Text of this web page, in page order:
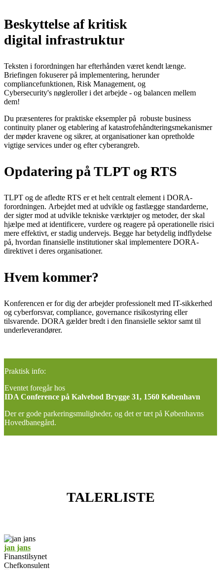
Beskyttelse af kritisk
digital infrastruktur
Teksten i forordningen har efterhånden været kendt længe.
Briefingen fokuserer på implementering, herunder
compliancefunktionen, Risk Management, og
Cybersecurity's nøgleroller i det arbejde - og balancen mellem
dem!
Du præsenteres for praktiske eksempler på robuste business
continuity planer og etablering af katastrofehåndteringsmekanismer
der møder kravene og sikrer, at organisationer kan opretholde
vigtige services under og efter cyberangreb.
Opdatering på TLPT og RTS
TLPT og de afledte RTS er et helt centralt element i DORA-
forordningen. Arbejdet med at udvikle og fastlægge standarderne,
der sigter mod at udvikle tekniske værktøjer og metoder, der skal
hjælpe med at identificere, vurdere og reagere på operationelle risici
mere effektivt, er stadig undervejs. Begge har betydelig indflydelse
på, hvordan finansielle institutioner skal implementere DORA-
direktivet i deres organisationer.
Hvem kommer?
Konferencen er for dig der arbejder professionelt med IT-sikkerhed
og cyberforsvar, compliance, governance risikostyring eller
tilsvarende. DORA gælder bredt i den finansielle sektor samt til
underleverandører.
Praktisk info:
Eventet foregår hos
IDA Conference på Kalvebod Brygge 31, 1560 København
Der er gode parkeringsmuligheder, og det er tæt på Københavns
Hovedbanegård.
TALERLISTE
jan jans
Finanstilsynet
Chefkonsulent